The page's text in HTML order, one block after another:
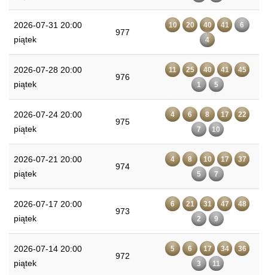
2026-07-31 20:00
piątek
977
10 20 40 41
6
4
2026-07-28 20:00
piątek
976
11 25 40 41
45
1
5
2026-07-24 20:00
piątek
975
4 6 8 17
22
7
10
2026-07-21 20:00
piątek
974
4 8 10 17
37
5
7
2026-07-17 20:00
piątek
973
6 21 31 47
48
2
9
2026-07-14 20:00
piątek
972
5 6 17 34
36
3
11